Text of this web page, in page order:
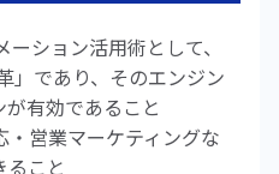
ション活用術として、
」であり、そのエンジン
有効であること
営業マーケティングな
ること